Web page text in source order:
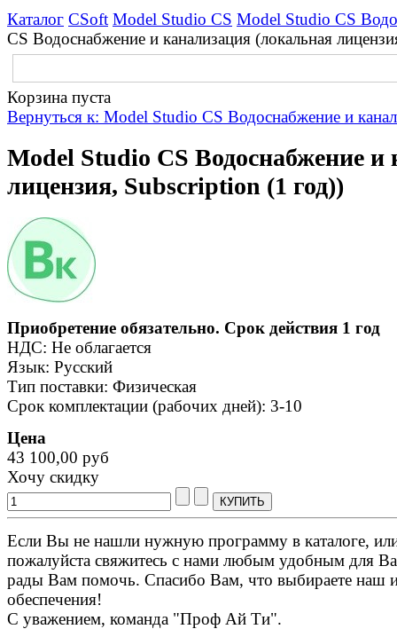
Каталог CSoft Model Studio CS Model Studio CS
CS Водоснабжение и канализация (локальная
Корзина пуста
Вернуться к: Model Studio CS Водоснабжение и
Model Studio CS Водоснабжение и
лицензия, Subscription (1 год))
Приобретение обязательно. Срок действия 1 год
НДС: Не облагается
Язык: Русский
Тип поставки: Физическая
Срок комплектации (рабочих дней): 3-10
Цена
43 100,00 руб
Хочу скидку
Если Вы не нашли нужную программу в каталоге,
пожалуйста свяжитесь с нами любым удобным для
рады Вам помочь. Спасибо Вам, что выбираете наш
обеспечения!
С уважением, команда "Проф Ай Ти".